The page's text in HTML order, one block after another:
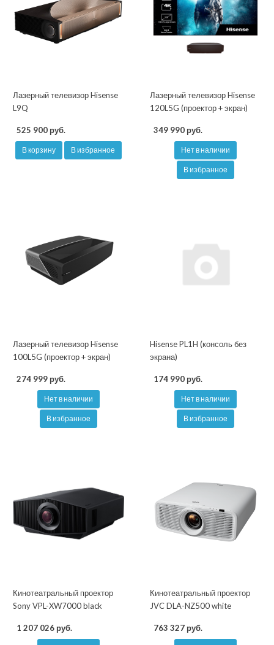
Лазерный телевизор Hisense
L9Q
525 900 руб.
В корзину В избранное
Лазерный телевизор Hisense
120L5G (проектор + экран)
349 990 руб.
Нет в наличии
В избранное
Лазерный телевизор Hisense
100L5G (проектор + экран)
274 999 руб.
Нет в наличии
В избранное
Hisense PL1H (консоль без
экрана)
174 990 руб.
Нет в наличии
В избранное
Кинотеатральный проектор
Sony VPL-XW7000 black
1 207 026 руб.
Кинотеатральный проектор
JVC DLA-NZ500 white
763 327 руб.